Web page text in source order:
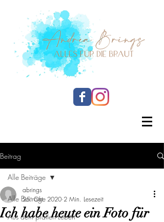
Beitrag
Alle Beiträge
Aus dem prallen Leben
Alle Beiträge
Ich habe heute ein Foto für
abrings
25. Okt. 2020 2 Min. Lesezeit